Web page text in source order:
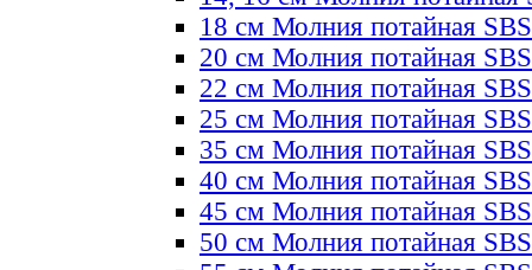
18 см Молния потайная SBS
20 см Молния потайная SBS
22 см Молния потайная SBS
25 см Молния потайная SBS
35 см Молния потайная SBS
40 см Молния потайная SBS
45 см Молния потайная SBS
50 см Молния потайная SBS